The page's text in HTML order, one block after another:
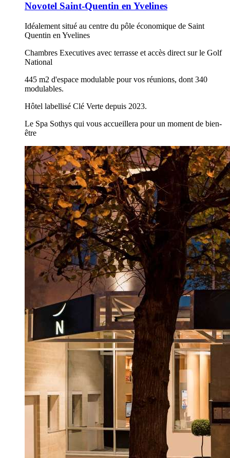
Novotel Saint-Quentin en Yvelines
Idéalement situé au centre du pôle économique de Saint
Quentin en Yvelines
Chambres Executives avec terrasse et accès direct sur le Golf
National
445 m2 d'espace modulable pour vos réunions, dont 340
modulables.
Hôtel labellisé Clé Verte depuis 2023.
Le Spa Sothys qui vous accueillera pour un moment de bien-
être